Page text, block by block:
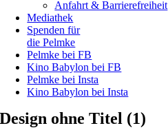
Anfahrt & Barrierefreiheit
Mediathek
Spenden für
die Pelmke
Pelmke bei FB
Kino Babylon bei FB
Pelmke bei Insta
Kino Babylon bei Insta
Design ohne Titel (1)